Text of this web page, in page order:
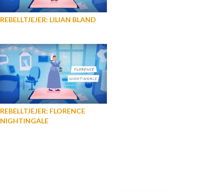
REBELLTJEJER: LILIAN BLAND
REBELLTJEJER: FLORENCE
NIGHTINGALE